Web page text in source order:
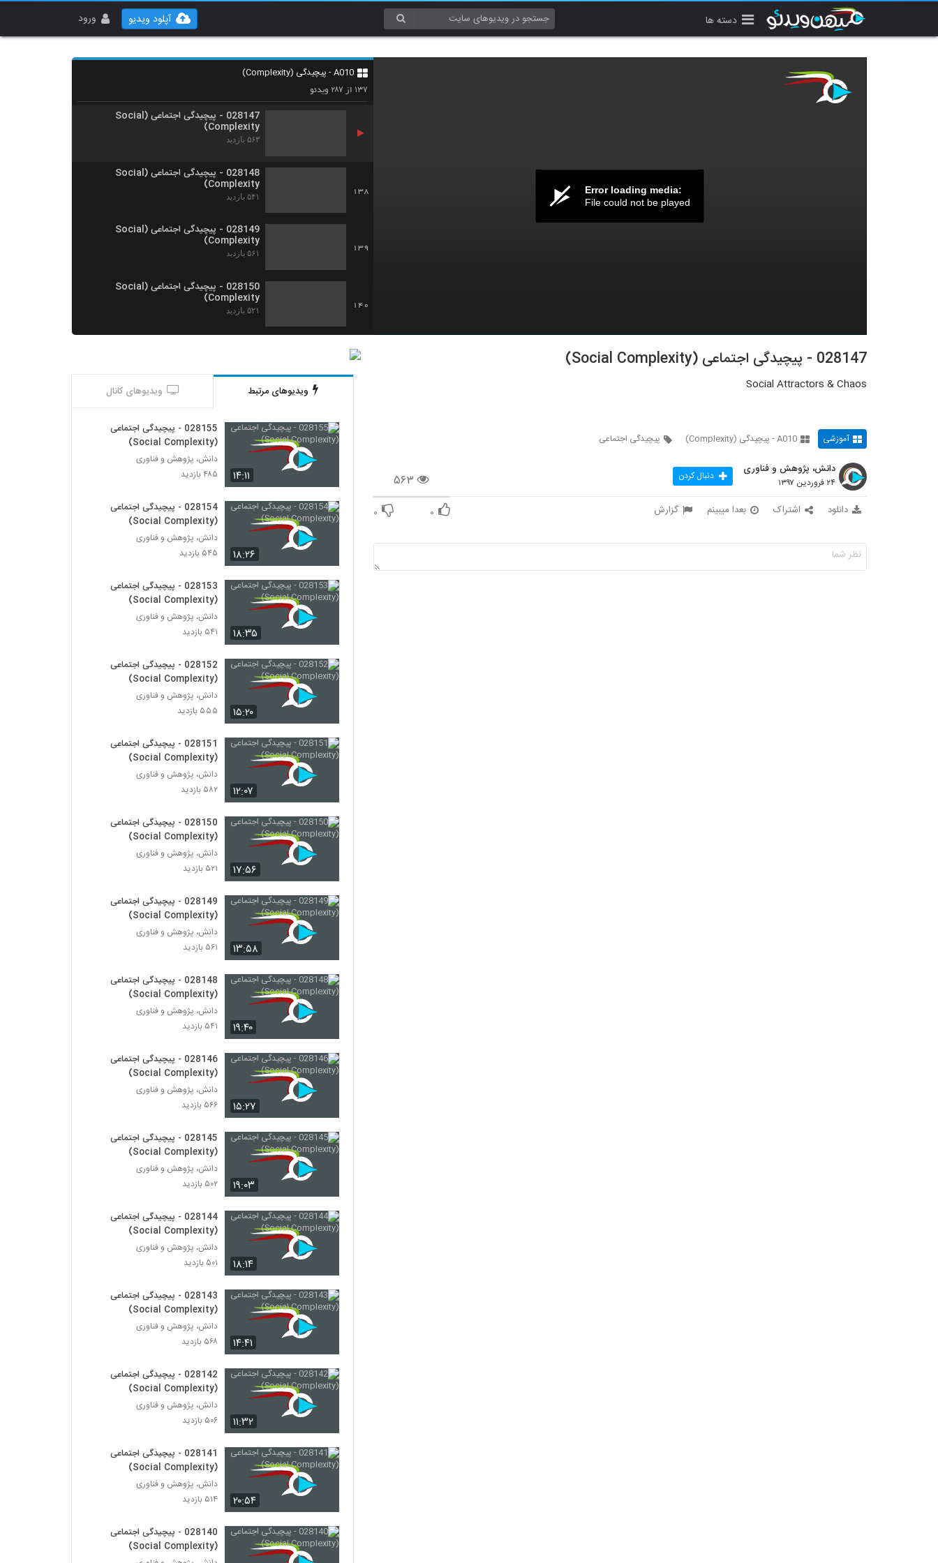
دسته ها ورود آپلود ویدیو
Error loading media:
File could not be played
A010 - پیچیدگی (Complexity)
۱۳۷ از ۲۸۷ ویدئو
136
028146 - پیچیدگی اجتماعی (Social
Complexity)
028147 - پیچیدگی اجتماعی (Social
Complexity)
۵۶۳ بازدید
138
028148 - پیچیدگی اجتماعی (Social
Complexity)
۵۴۱ بازدید
139
028149 - پیچیدگی اجتماعی (Social
Complexity)
۵۶۱ بازدید
140
028150 - پیچیدگی اجتماعی (Social
Complexity)
۵۲۱ بازدید
141
028152 - پیچیدگی اجتماعی (Social
Complexity)
۵۵۵ بازدید
028153 - پیچیدگی اجتماعی (Social
Complexity)
۵۴۱ بازدید
028154 - پیچیدگی اجتماعی (Social
Complexity)
Complexity)
Complexity)
028157 - پیچیدگی سیاسی (Political
Complexity)
۴۴۱ بازدید
028158 - پیچیدگی سیاسی (Political
Complexity)
۴۳۶ بازدید
۴۶۵ بازدید
028160 - پیچیدگی سیاسی (Political
Complexity)
۴۷۱ بازدید
028161 - پیچیدگی سیاسی (Political
Complexity)
Complexity)
۵۳۹ بازدید
Complexity)
Complexity)
۵۵۸ بازدید
028165 - پیچیدگی سیاسی (Political
Complexity)
۵۱۷ بازدید
Complexity)
۵۴۳ بازدید
028167 - پیچیدگی سیاسی (Political
Complexity)
۴۵۲ بازدید
028168 - پیچیدگی سیاسی (Political
Complexity)
۴۴۵ بازدید
028169 - پیچیدگی سیاسی (Political
Complexity)
۴۳۵ بازدید
Complexity)
۴۲۹ بازدید
028171 - پیچیدگی سیاسی (Political
Complexity)
۴۸۴ بازدید
028172 - پیچیدگی سیاسی (Political
Complexity)
028147 - پیچیدگی اجتماعی (Social Complexity)
Social Attractors & Chaos
آموزشی A010 - پیچیدگی (Complexity) پیچیدگی اجتماعی
۵۶۳
دانش، پژوهش و فناوری
۲۴ فروردین ۱۳۹۷ دنبال کردن
دانلود اشتراک بعدا میبینم گزارش ۰ ۰
ویدیوهای مرتبط ویدیوهای کانال
۱۴:۱۱
028155 - پیچیدگی اجتماعی
(Social Complexity)
دانش، پژوهش و فناوری
۴۸۵ بازدید
۱۸:۲۶
028154 - پیچیدگی اجتماعی
(Social Complexity)
دانش، پژوهش و فناوری
۵۴۵ بازدید
۱۸:۳۵
028153 - پیچیدگی اجتماعی
(Social Complexity)
دانش، پژوهش و فناوری
۵۴۱ بازدید
۱۵:۲۰
028152 - پیچیدگی اجتماعی
(Social Complexity)
دانش، پژوهش و فناوری
۵۵۵ بازدید
۱۲:۰۷
028151 - پیچیدگی اجتماعی
(Social Complexity)
دانش، پژوهش و فناوری
۵۸۲ بازدید
۱۷:۵۶
028150 - پیچیدگی اجتماعی
(Social Complexity)
دانش، پژوهش و فناوری
۵۲۱ بازدید
۱۳:۵۸
028149 - پیچیدگی اجتماعی
(Social Complexity)
دانش، پژوهش و فناوری
۵۶۱ بازدید
۱۹:۴۰
028148 - پیچیدگی اجتماعی
(Social Complexity)
دانش، پژوهش و فناوری
۵۴۱ بازدید
۱۵:۲۷
028146 - پیچیدگی اجتماعی
(Social Complexity)
دانش، پژوهش و فناوری
۵۶۶ بازدید
۱۹:۰۳
028145 - پیچیدگی اجتماعی
(Social Complexity)
دانش، پژوهش و فناوری
۵۰۲ بازدید
۱۸:۱۴
028144 - پیچیدگی اجتماعی
(Social Complexity)
دانش، پژوهش و فناوری
۵۰۱ بازدید
۱۴:۴۱
028143 - پیچیدگی اجتماعی
(Social Complexity)
دانش، پژوهش و فناوری
۵۶۸ بازدید
۱۱:۳۲
028142 - پیچیدگی اجتماعی
(Social Complexity)
دانش، پژوهش و فناوری
۵۰۶ بازدید
۲۰:۵۴
028141 - پیچیدگی اجتماعی
(Social Complexity)
دانش، پژوهش و فناوری
۵۱۴ بازدید
028140 - پیچیدگی اجتماعی
(Social Complexity)